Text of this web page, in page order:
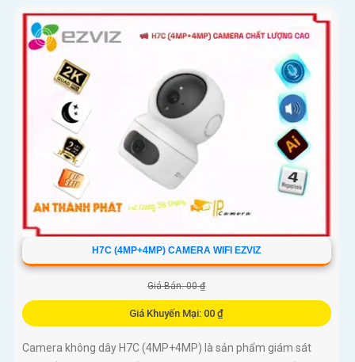
H7C (4MP+4MP) CAMERA WIFI EZVIZ
Giá Bán: 00 ₫
Giá Khuyến Mại: 00 ₫
Camera không dây H7C (4MP+4MP) là sản phẩm giám sát